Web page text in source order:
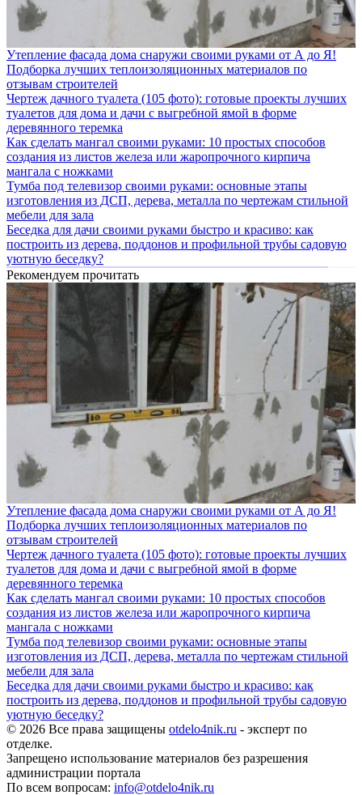
Утепление фасада дома снаружи своими руками от А до Я!
Подборка лучших теплоизоляционных материалов по
отзывам строителей
Чертеж дачного туалета (105 фото): готовые проекты лучших
туалетов для дома и дачи с выгребной ямой в форме
деревянного теремка
Как сделать мангал своими руками: 10 простых способов
создания из листов железа или жаропрочного кирпича
мангала с ножками
Тумба под телевизор своими руками: основные этапы
изготовления из ДСП, дерева, металла по чертежам стильной
мебели для зала
Беседка для дачи своими руками быстро и красиво: как
построить из дерева, поддонов и профильной трубы садовую
уютную беседку?
Рекомендуем прочитать
Утепление фасада дома снаружи своими руками от А до Я!
Подборка лучших теплоизоляционных материалов по
отзывам строителей
Чертеж дачного туалета (105 фото): готовые проекты лучших
туалетов для дома и дачи с выгребной ямой в форме
деревянного теремка
Как сделать мангал своими руками: 10 простых способов
создания из листов железа или жаропрочного кирпича
мангала с ножками
Тумба под телевизор своими руками: основные этапы
изготовления из ДСП, дерева, металла по чертежам стильной
мебели для зала
Беседка для дачи своими руками быстро и красиво: как
построить из дерева, поддонов и профильной трубы садовую
уютную беседку?
© 2026 Все права защищены otdelo4nik.ru - эксперт по
отделке.
Запрещено использование материалов без разрешения
администрации портала
По всем вопросам: info@otdelo4nik.ru